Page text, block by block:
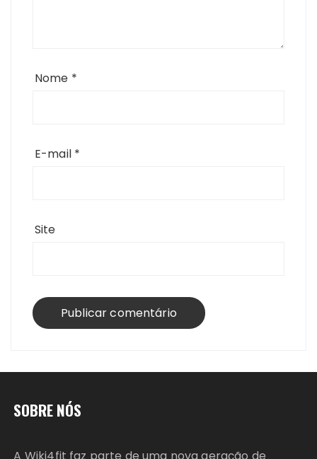
Nome *
E-mail *
Site
SOBRE NÓS